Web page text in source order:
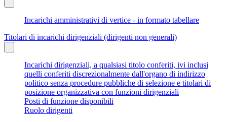
Incarichi amministrativi di vertice - in formato tabellare
Titolari di incarichi dirigenziali (dirigenti non generali)
Incarichi dirigenziali, a qualsiasi titolo conferiti, ivi inclusi
quelli conferiti discrezionalmente dall'organo di indirizzo
politico senza procedure pubbliche di selezione e titolari di
posizione organizzativa con funzioni dirigenziali
Posti di funzione disponibili
Ruolo dirigenti